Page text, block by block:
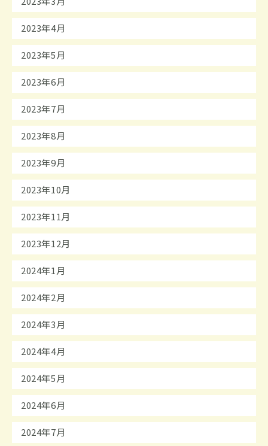
2023年4月
2023年5月
2023年6月
2023年7月
2023年8月
2023年9月
2023年10月
2023年11月
2023年12月
2024年1月
2024年2月
2024年3月
2024年4月
2024年5月
2024年6月
2024年7月